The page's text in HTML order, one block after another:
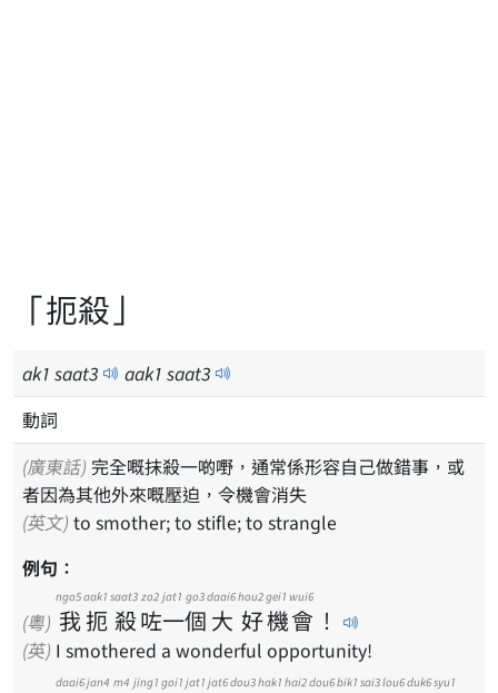
「扼殺」
ak1 saat3 aak1 saat3
動詞
(廣東話)
者因為其他外來嘅壓迫，令機會消失
(英文) to smother; to stifle; to strangle
例句：
(粵) 我
ngo5
扼
aak1
殺
saat3
咗
zo2
一
jat1
個
go3
大
daai6
好
hou2
機
gei1
會
wui6
！
(英) I smothered a wonderful opportunity!
daai6jan4 m4 jing1 goi1 jat1 jat6dou3hak1 hai2dou6bik1 sai3lou6duk6 syu1